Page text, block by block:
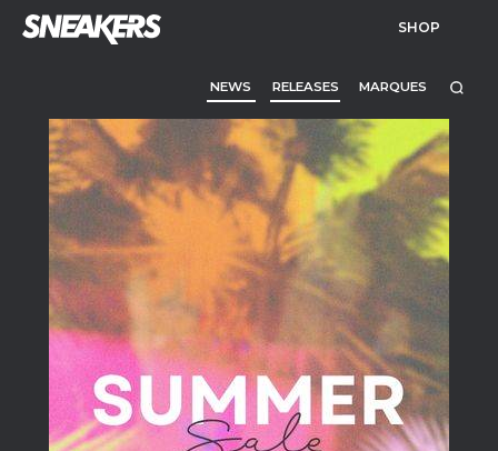
SHOP
NEWS RELEASES MARQUES